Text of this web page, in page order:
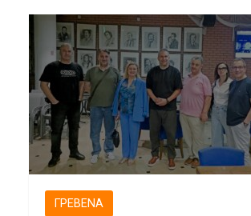
ΓΡΕΒΕΝΆ